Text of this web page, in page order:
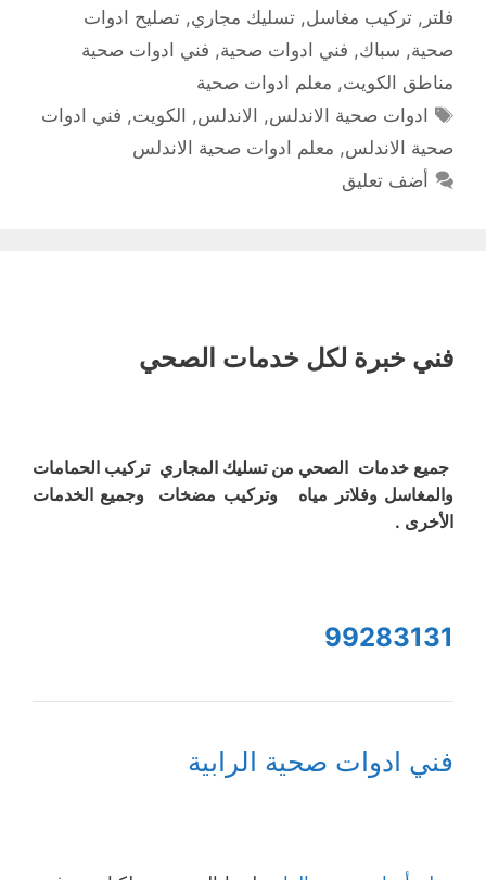
فلتر , تركيب مغاسل, تسليك مجاري, تصليح ادوات
صحية, سباك, فني ادوات صحية, فني ادوات صحية
مناطق الكويت, معلم ادوات صحية
الوسوم
ادوات صحية الاندلس, الاندلس, الكويت, فني ادوات
صحية الاندلس, معلم ادوات صحية الاندلس
أضف تعليق
فني خبرة لكل خدمات الصحي
جميع خدمات الصحي من تسليك المجاري تركيب الحمامات
والمغاسل وفلاتر مياه وتركيب مضخات وجميع الخدمات
الأخرى .
99283131
فني ادوات صحية الرابية